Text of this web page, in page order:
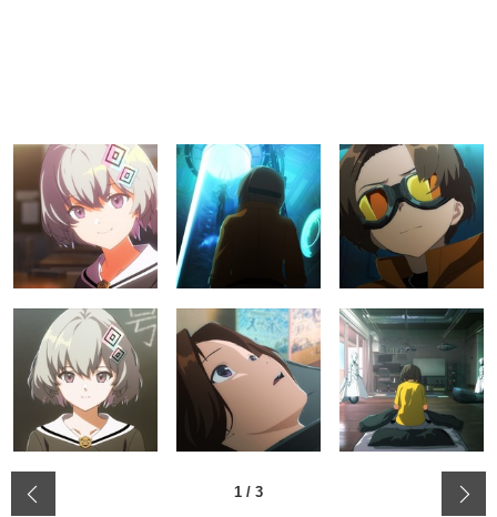
1 / 3